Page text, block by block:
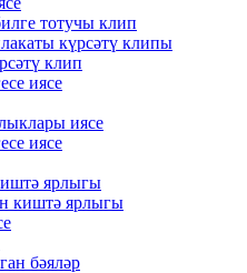
тотучы клип
күрсәтү клипы
клип
иясе
иясе
иясе
ярлыгы
киштә ярлыгы
бәяләр